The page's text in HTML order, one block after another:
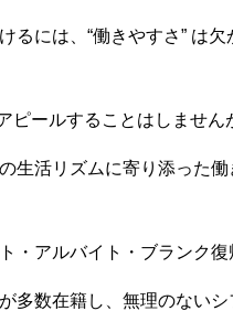
るには、“働きやすさ” は欠
ピールすることはしません
生活リズムに寄り添った働
・アルバイト・ブランク
多数在籍し、無理のない